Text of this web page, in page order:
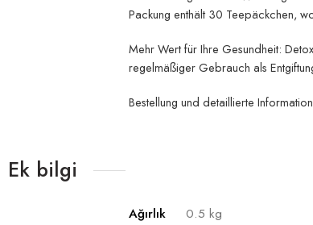
Packung enthält 30 Teepäckchen,
Mehr Wert für Ihre Gesundheit:
regelmäßiger Gebrauch als
Bestellung und detaillierte
Ek bilgi
Ağırlık
0.5 kg